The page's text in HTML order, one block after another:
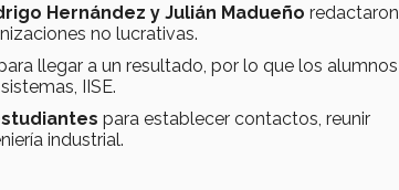
Hernández y Julián Madueño redactaron
no lucrativas.
llegar a un resultado, por lo que los alumnos
IISE.
para establecer contactos, reunir
industrial.